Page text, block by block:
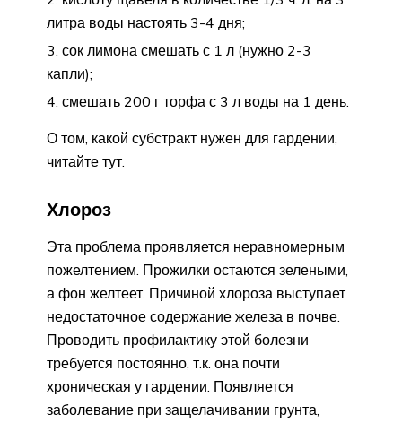
литра воды настоять 3-4 дня;
сок лимона смешать с 1 л (нужно 2-3
капли);
смешать 200 г торфа с 3 л воды на 1 день.
О том, какой субстракт нужен для гардении,
читайте тут.
Хлороз
Эта проблема проявляется неравномерным
пожелтением. Прожилки остаются зелеными,
а фон желтеет. Причиной хлороза выступает
недостаточное содержание железа в почве.
Проводить профилактику этой болезни
требуется постоянно, т.к. она почти
хроническая у гардении. Появляется
заболевание при защелачивании грунта,